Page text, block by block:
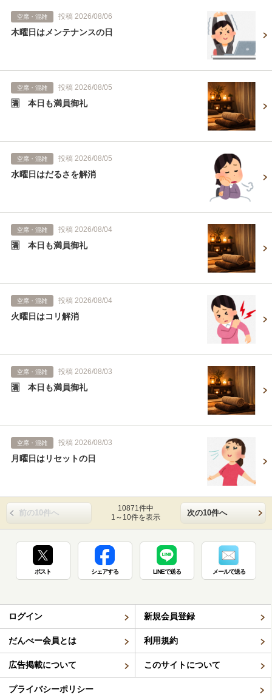
空席・混雑 投稿 2026/08/06
木曜日はメンテナンスの日
空席・混雑 投稿 2026/08/05
🈵 本日も満員御礼
空席・混雑 投稿 2026/08/05
水曜日はだるさを解消
空席・混雑 投稿 2026/08/04
🈵 本日も満員御礼
空席・混雑 投稿 2026/08/04
火曜日はコリ解消
空席・混雑 投稿 2026/08/03
🈵 本日も満員御礼
空席・混雑 投稿 2026/08/03
月曜日はリセットの日
前の10件へ
10871件中
1～10件を表示
次の10件へ
ポスト シェアする LINEで送る メールで送る
ログイン 新規会員登録
だんべー会員とは 利用規約
広告掲載について このサイトについて
プライバシーポリシー